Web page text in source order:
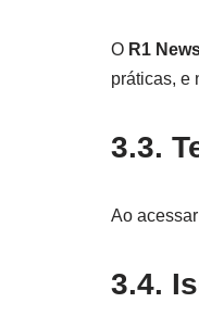
O R1
práticas, e
3.3.
Ao
3.4.